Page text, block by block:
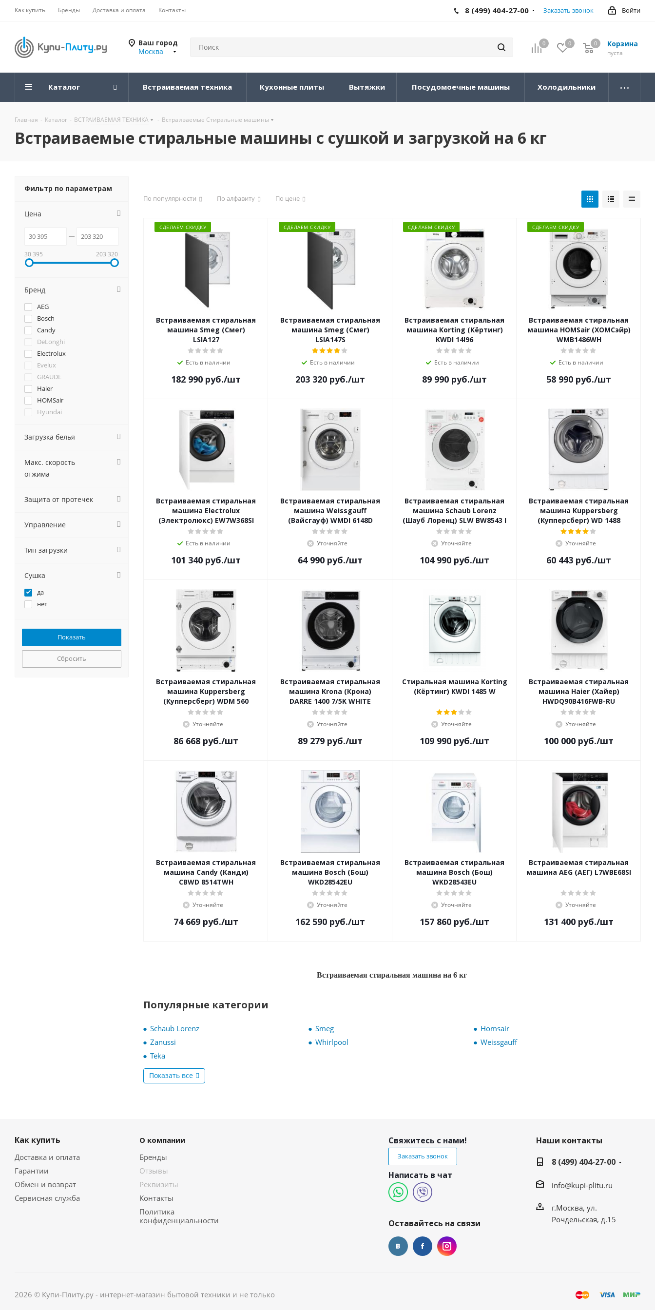
Как купить Бренды Доставка и оплата Контакты Войти
8 (499) 404-27-00 Заказать звонок
Ваш город
Москва
0 0 Корзина
0
пуста
0
Каталог Встраиваемая техника Кухонные плиты Вытяжки Посудомоечные машины Холодильники
Главная - Каталог - ВСТРАИВАЕМАЯ ТЕХНИКА - Встраиваемые Стиральные машины
Встраиваемые стиральные машины с сушкой и загрузкой на 6 кг
По популярности По алфавиту По цене
СДЕЛАЕМ СКИДКУ
Встраиваемая стиральная
машина Smeg (Смег)
LSIA127
Есть в наличии
182 990 руб./шт
СДЕЛАЕМ СКИДКУ
Встраиваемая стиральная
машина Smeg (Смег)
LSIA147S
Есть в наличии
203 320 руб./шт
СДЕЛАЕМ СКИДКУ
Встраиваемая стиральная
машина Korting (Кёртинг)
KWDI 14I96
Есть в наличии
89 990 руб./шт
СДЕЛАЕМ СКИДКУ
Встраиваемая стиральная
машина HOMSair (ХОМСэйр)
WMB1486WH
Есть в наличии
58 990 руб./шт
Встраиваемая стиральная
машина Electrolux
(Электролюкс) EW7W368SI
Есть в наличии
101 340 руб./шт
Встраиваемая стиральная
машина Weissgauff
(Вайсгауф) WMDI 6148D
Уточняйте
64 990 руб./шт
Встраиваемая стиральная
машина Schaub Lorenz
(Шауб Лоренц) SLW BW8543 I
Уточняйте
104 990 руб./шт
Встраиваемая стиральная
машина Kuppersberg
(Купперсберг) WD 1488
Уточняйте
60 443 руб./шт
Встраиваемая стиральная
машина Kuppersberg
(Купперсберг) WDM 560
Уточняйте
86 668 руб./шт
Встраиваемая стиральная
машина Krona (Крона)
DARRE 1400 7/5K WHITE
Уточняйте
89 279 руб./шт
Стиральная машина Korting
(Кёртинг) KWDI 1485 W
Уточняйте
109 990 руб./шт
Встраиваемая стиральная
машина Haier (Хайер)
HWDQ90B416FWB-RU
Уточняйте
100 000 руб./шт
Встраиваемая стиральная
машина Candy (Канди)
CBWD 8514TWH
Уточняйте
74 669 руб./шт
Встраиваемая стиральная
машина Bosch (Бош)
WKD28542EU
Уточняйте
162 590 руб./шт
Встраиваемая стиральная
машина Bosch (Бош)
WKD28543EU
Уточняйте
157 860 руб./шт
Встраиваемая стиральная
машина AEG (АЕГ) L7WBE68SI
Уточняйте
131 400 руб./шт
Встраиваемая стиральная машина на 6 кг
Популярные категории
Schaub Lorenz Smeg
Homsair
Zanussi
Whirlpool
Weissgauff
Teka
Показать все
Фильтр по параметрам
Цена
30 395 203 320
Бренд
AEG
Bosch
Candy
DeLonghi
Electrolux
Evelux
GRAUDE
Haier
HOMSair
Hyundai
Korting
Smeg
Weissgauff
Загрузка белья
Макс. скорость
отжима
Защита от протечек
Управление
Тип загрузки
Сушка
да
нет
Сбросить
Как купить
Доставка и оплата
Гарантии
Обмен и возврат
Сервисная служба
О компании
Бренды
Отзывы
Реквизиты
Контакты
Политика
конфиденциальности
Свяжитесь с нами!
Заказать звонок
Написать в чат
Оставайтесь на связи
Наши контакты
8 (499) 404-27-00
info@kupi-plitu.ru
г.Москва, ул.
Рочдельская, д.15
2026 © Купи-Плиту.ру - интернет-магазин бытовой техники и не только